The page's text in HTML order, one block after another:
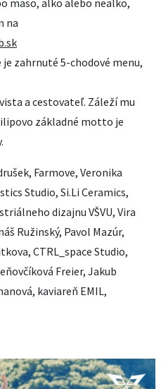
mäso, alko alebo nealko,
na
je zahrnuté 5-chodové menu,
a cestovateľ. Záleží mu
základné motto je
Farmove, Veronika
Studio, Si.Li Ceramics,
dizajnu VŠVU, Vira
Ružinský, Pavol Mazúr,
CTRL_space Studio,
Freier, Jakub
kaviareň EMIL,